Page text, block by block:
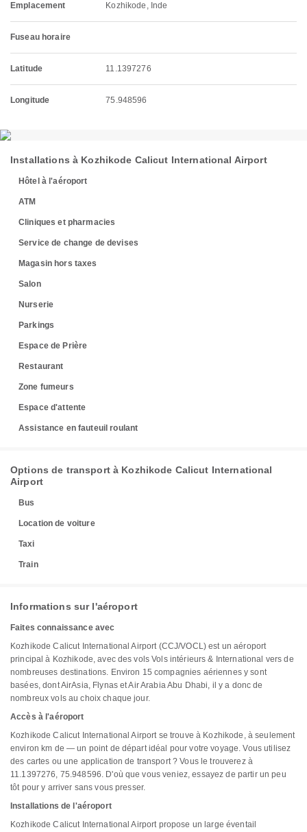
Emplacement Kozhikode, Inde
Fuseau horaire
Latitude 11.1397276
Longitude 75.948596
Installations à Kozhikode Calicut International Airport
Hôtel à l'aéroport
ATM
Cliniques et pharmacies
Service de change de devises
Magasin hors taxes
Salon
Nurserie
Parkings
Espace de Prière
Restaurant
Zone fumeurs
Espace d'attente
Assistance en fauteuil roulant
Options de transport à Kozhikode Calicut International
Airport
Bus
Location de voiture
Taxi
Train
Informations sur l'aéroport
Faites connaissance avec
Kozhikode Calicut International Airport (CCJ/VOCL) est un aéroport
principal à Kozhikode, avec des vols Vols intérieurs & International vers de
nombreuses destinations. Environ 15 compagnies aériennes y sont
basées, dont AirAsia, Flynas et Air Arabia Abu Dhabi, il y a donc de
nombreux vols au choix chaque jour.
Accès à l'aéroport
Kozhikode Calicut International Airport se trouve à Kozhikode, à seulement
environ km de — un point de départ idéal pour votre voyage. Vous utilisez
des cartes ou une application de transport ? Vous le trouverez à
11.1397276, 75.948596. D'où que vous veniez, essayez de partir un peu
tôt pour y arriver sans vous presser.
Installations de l'aéroport
Kozhikode Calicut International Airport propose un large éventail